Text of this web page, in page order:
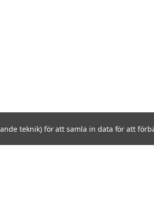
teknik) för att samla in data för att